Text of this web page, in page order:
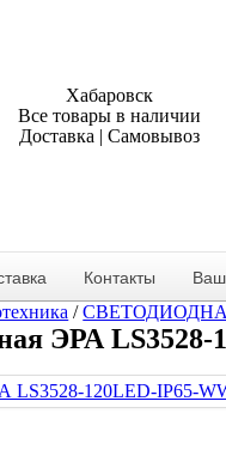
Хабаровск
Все товары в наличии
Доставка | Самовывоз
Контакты
/
ЭРА